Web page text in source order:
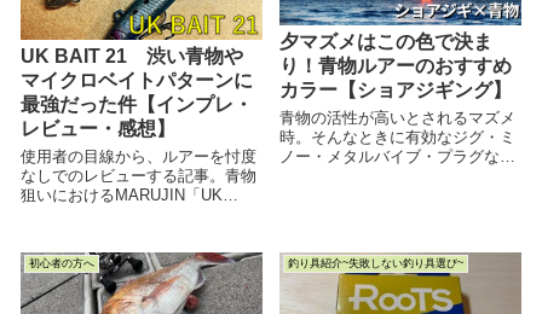
UK BAIT 21 渋い青物や
マイクロベイトパターンに
最強だった件【インプレ・
レビュー・感想】
使用者の目線から、ルアーを忖度
なしでのレビューする記事。青物
狙いにおけるMARUJIN「UK
「UK BAIT 21の使用感が気にな
る！」という方にオススメです。
夕マズメはこの色で決ま
り！青物ルアーのおすすめ
カラー【ショアジギング】
青物の活性が高いとされるマズメ
時。そんなときに有効なジグ・ミ
ノー・メタルバイブ・プラグなど
初心者の方へ 釣り具紹介~失敗しない釣り具選び~